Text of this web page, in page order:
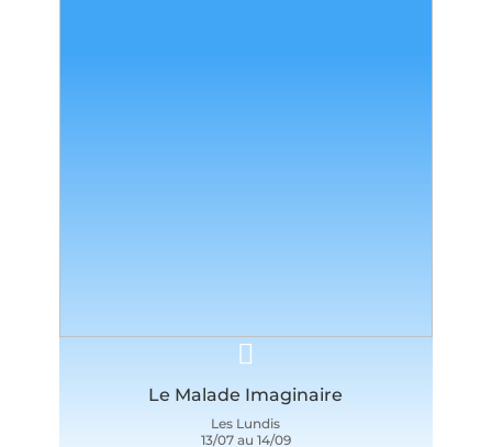
Le Malade Imaginaire
Les Lundis
13/07 au 14/09